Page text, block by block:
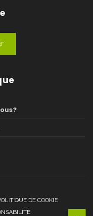
DE COOKIE